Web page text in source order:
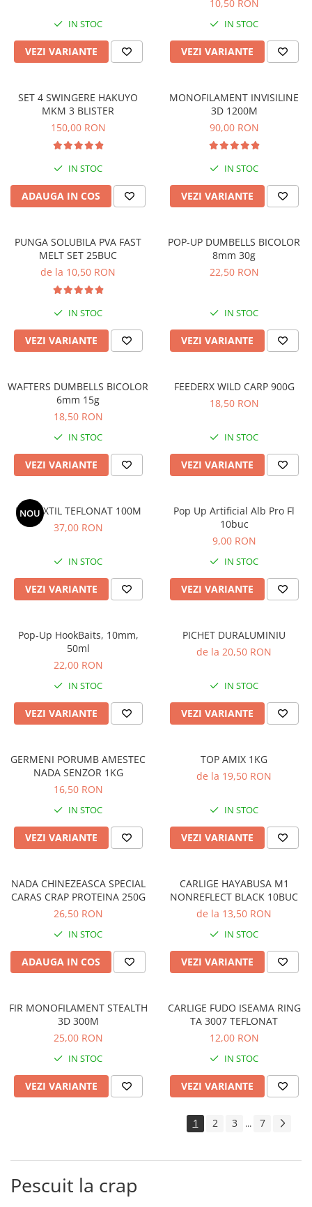
Picheți pescuit
Rod pod
Suport lansete
Senzori pescuit
Rig pescuit
Foarfeca pescuit
Cleste pescuit
Tub antitangle
Fire Pescuit
Fir monofilament
Fir leadcore
Fire de pescuit
Fir feeder
Fir spinning
Nadă și momeală
Boilies
Pelete pescuit
Aditivi și arome
Nadă crap
Nadă feeder
Nada caras
Nada somn
Nadă novac
Momeală pește
Momeala somn
Momeala fitofag
Momeli artificiale
Momeala feeder
Momeala crap
Pufuleti
Wafters
Dipuri pescuit
Camping/Bagajerie
Scaune pescuit
Genti pescuit
Accesorii camping pescuit
Huse pescuit
IN STOC
VEZI VARIANTE
10,50 RON
IN STOC
VEZI VARIANTE
SET 4 SWINGERE HAKUYO
MKM 3 BLISTER
150,00 RON
IN STOC
ADAUGA IN COS
MONOFILAMENT INVISILINE
3D 1200M
90,00 RON
IN STOC
VEZI VARIANTE
PUNGA SOLUBILA PVA FAST
MELT SET 25BUC
de la 10,50 RON
IN STOC
VEZI VARIANTE
POP-UP DUMBELLS BICOLOR
8mm 30g
22,50 RON
IN STOC
VEZI VARIANTE
WAFTERS DUMBELLS BICOLOR
6mm 15g
18,50 RON
IN STOC
VEZI VARIANTE
FEEDERX WILD CARP 900G
18,50 RON
IN STOC
VEZI VARIANTE
NOU
FIR TEXTIL TEFLONAT 100M
37,00 RON
IN STOC
VEZI VARIANTE
Pop Up Artificial Alb Pro Fl
10buc
9,00 RON
IN STOC
VEZI VARIANTE
Pop-Up HookBaits, 10mm,
50ml
22,00 RON
IN STOC
VEZI VARIANTE
PICHET DURALUMINIU
de la 20,50 RON
IN STOC
VEZI VARIANTE
GERMENI PORUMB AMESTEC
NADA SENZOR 1KG
16,50 RON
IN STOC
VEZI VARIANTE
TOP AMIX 1KG
de la 19,50 RON
IN STOC
VEZI VARIANTE
NADA CHINEZEASCA SPECIAL
CARAS CRAP PROTEINA 250G
26,50 RON
IN STOC
ADAUGA IN COS
CARLIGE HAYABUSA M1
NONREFLECT BLACK 10BUC
de la 13,50 RON
IN STOC
VEZI VARIANTE
FIR MONOFILAMENT STEALTH
3D 300M
25,00 RON
IN STOC
VEZI VARIANTE
CARLIGE FUDO ISEAMA RING
TA 3007 TEFLONAT
12,00 RON
IN STOC
VEZI VARIANTE
1 2 3 ... 7
Pescuit la crap